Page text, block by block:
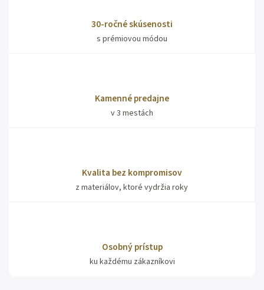
30-ročné skúsenosti
s prémiovou módou
Kamenné predajne
v 3 mestách
Kvalita bez kompromisov
z materiálov, ktoré vydržia roky
Osobný prístup
ku každému zákazníkovi